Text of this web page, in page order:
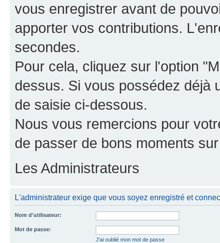
vous enregistrer avant de
apporter vos contributions.
secondes.
Pour cela, cliquez sur l'option
dessus. Si vous possédez déjà
de saisie ci-dessous.
Nous vous remercions pour
de passer de bons moments
Les Administrateurs
L'administrateur exige que vous soyez enregistré et
Nom d'utilisateur:
Mot de passe:
J'ai oublié mon mot de passe